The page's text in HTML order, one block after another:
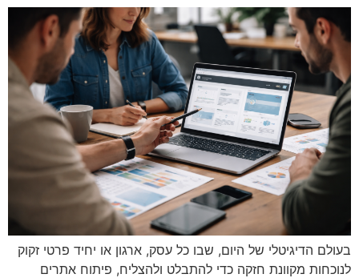
בעולם הדיגיטלי של היום, שבו כל עסק, ארגון או יחיד פרטי זקוק
לנוכחות מקוונת חזקה כדי להתבלט ולהצליח, פיתוח אתרים